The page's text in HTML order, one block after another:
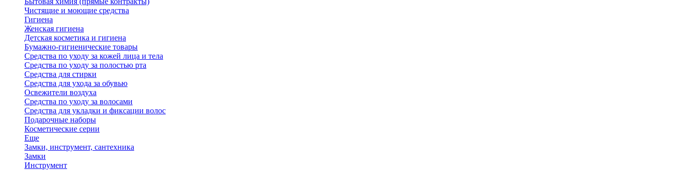
Чистящие и моющие средства
Гигиена
Женская гигиена
Детская косметика и гигиена
Бумажно-гигиенические товары
Средства по уходу за кожей лица и тела
Средства по уходу за полостью рта
Средства для стирки
Средства для ухода за обувью
Освежители воздуха
Средства по уходу за волосами
Средства для укладки и фиксации волос
Подарочные наборы
Косметические серии
Еще
Замки, инструмент, сантехника
Замки
Инструмент